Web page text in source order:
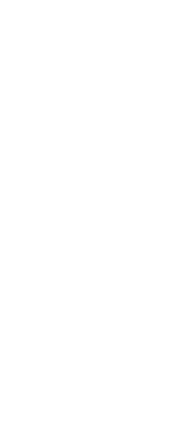
dürfen,
werden darf,
zwei Ziele: Sie
Kulturveranstalter gerecht
Straßenbild erhalten
brauchen Sie die
Sie müssen
persönlich oder schriftlich
beantragen.
die Sie Ihrem Antrag
Ergebnis erhalten Sie die
einzelfallbezogen für
dieser zugelassenen
plakatieren. Außerdem